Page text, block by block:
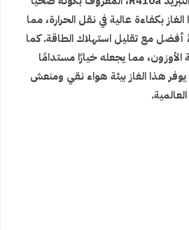
بكفاءة عالية في نقل الحرارة، مما
أفضل مع تقليل استهلاك الطاقة. كما
الأوزون، مما يجعله خيارًا مستدامًا
يوفر هذا الغاز بيئة هواء نقي ومنعش